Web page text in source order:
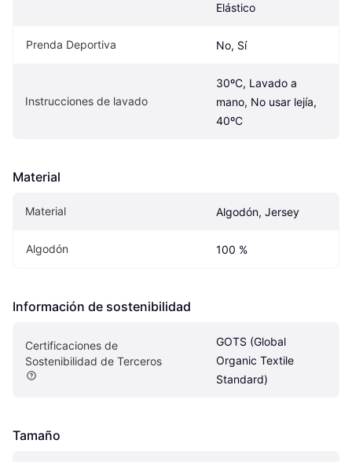
Elástico
Prenda Deportiva No, Sí
Instrucciones de lavado
30ºC, Lavado a
mano, No usar lejía,
40ºC
Material
Material Algodón, Jersey
Algodón 100 %
Información de sostenibilidad
Certificaciones de
Sostenibilidad de Terceros
GOTS (Global
Organic Textile
Standard)
Tamaño